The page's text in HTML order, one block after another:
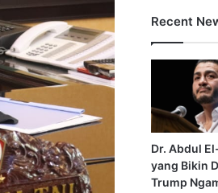
Recent
Dr. Abdul
yang Bikin
Trump